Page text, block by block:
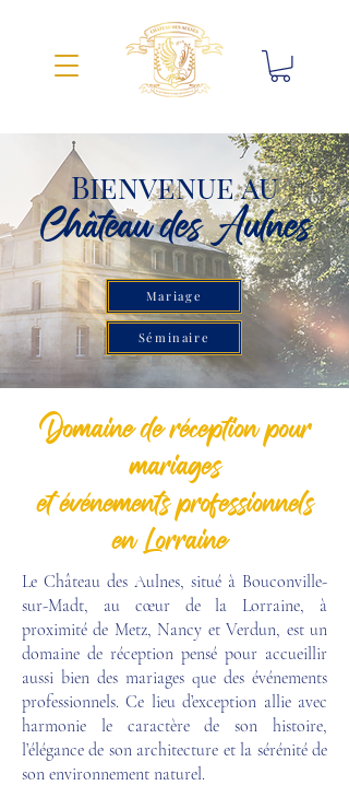
Bienvenue au
Château des Aulnes
Mariage
Séminaire
Domaine de réception pour
mariages
et événements professionnels
en Lorraine
Le Château des Aulnes, situé à Bouconville-
sur-Madt, au cœur de la Lorraine, à
proximité de Metz, Nancy et Verdun, est un
domaine de réception pensé pour accueillir
aussi bien des mariages que des événements
professionnels. Ce lieu d’exception allie avec
harmonie le caractère de son histoire,
l’élégance de son architecture et la sérénité de
son environnement naturel.